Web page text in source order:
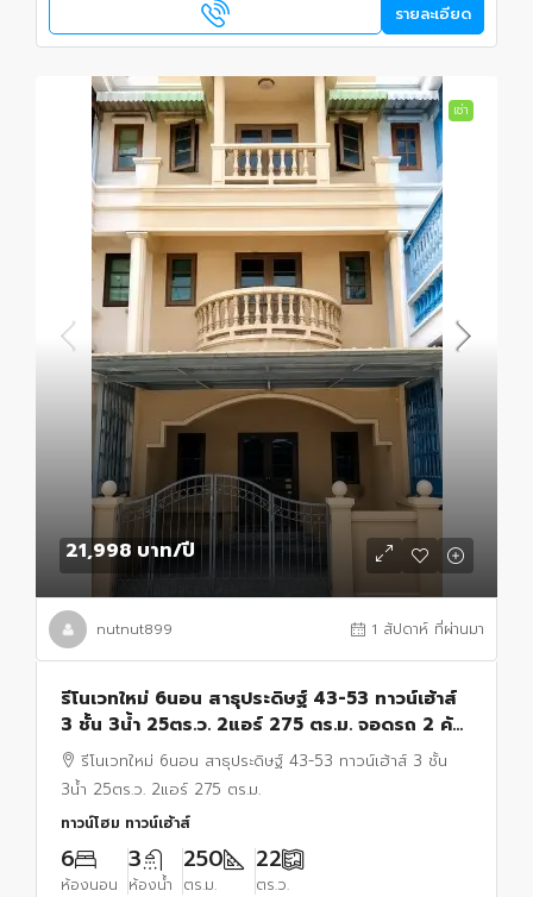
รายละเอียด
เช่า
21,998 บาท/ปี
nutnut899 1 สัปดาห์ ที่ผ่านมา
รีโนเวทใหม่ 6นอน สาธุประดิษฐ์ 43-53 ทาวน์เฮ้าส์
3 ชั้น 3น้ำ 25ตร.ว. 2แอร์ 275 ตร.ม. จอดรถ 2 คัน
ใกล้ตลาดรุ่งเจริญ 500 ม.
รีโนเวทใหม่ 6นอน สาธุประดิษฐ์ 43-53 ทาวน์เฮ้าส์ 3 ชั้น
3น้ำ 25ตร.ว. 2แอร์ 275 ตร.ม.
ทาวน์โฮม ทาวน์เฮ้าส์
6
ห้องนอน
3
ห้องน้ำ
250
ตร.ม.
22
ตร.ว.